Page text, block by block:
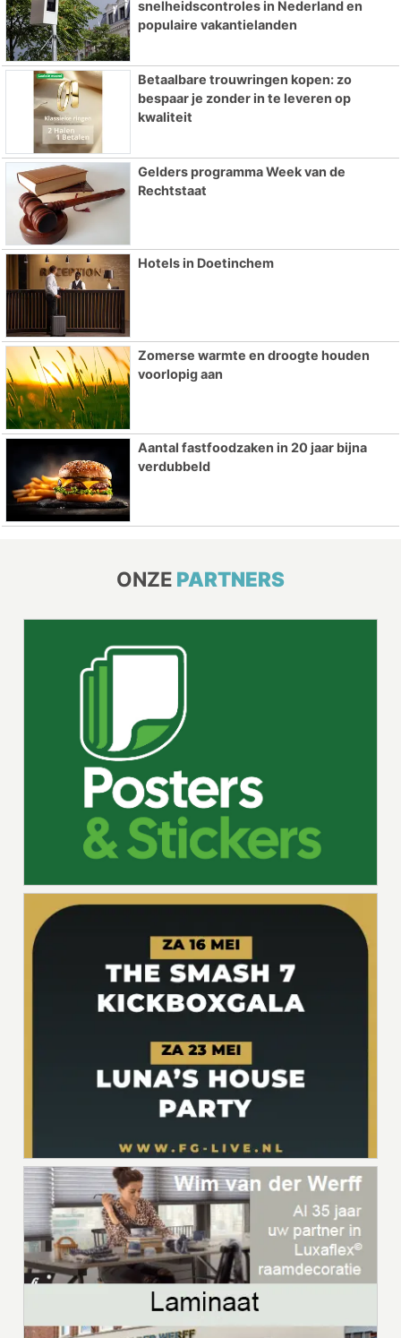
snelheidscontroles in Nederland en
populaire vakantielanden
Betaalbare trouwringen kopen: zo
bespaar je zonder in te leveren op
kwaliteit
Gelders programma Week van de
Rechtstaat
Hotels in Doetinchem
Zomerse warmte en droogte houden
voorlopig aan
Aantal fastfoodzaken in 20 jaar bijna
verdubbeld
ONZE PARTNERS